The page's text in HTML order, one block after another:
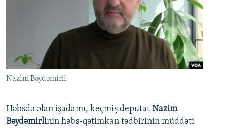
İNFOQRAFIKA
KARIKATURA
AZƏRBAYCAN ƏDƏBIYYATI KITABXANASI
İSLAM VƏ DEMOKRATIYA
PEŞƏ ETIKASI VƏ JURNALISTIKA STANDARTLARIMIZ
BIZIMLƏ ƏLAQƏ
XƏBƏR BÜLLETENLƏRIMIZ
Nazim Bəydəmirli
Həbsdə olan işadamı, keçmiş deputat Nazim
Bəydəmirlinin həbs-qətimkan tədbirinin müddəti